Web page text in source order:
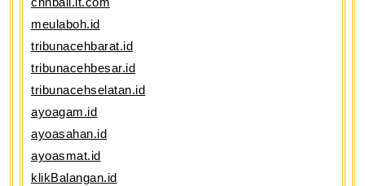
meulaboh.id
tribunacehbarat.id
tribunacehbesar.id
tribunacehselatan.id
ayoagam.id
ayoasahan.id
ayoasmat.id
klikBalangan.id